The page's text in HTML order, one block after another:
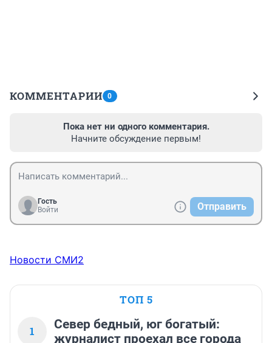
КОММЕНТАРИИ 0
Пока нет ни одного комментария.
Начните обсуждение первым!
Гость
Войти
Отправить
Новости СМИ2
ТОП 5
1
Север бедный, юг богатый:
журналист проехал все города